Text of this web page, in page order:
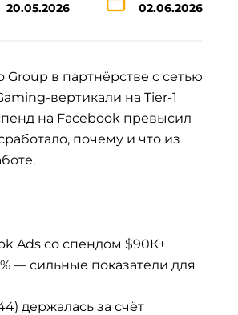
20.05.2026 02.06.2026
в партнёрстве с сетью
вертикали на Tier-1
на Facebook превысил
почему и что из
Ads со спендом $90К+
— сильные показатели для
держалась за счёт